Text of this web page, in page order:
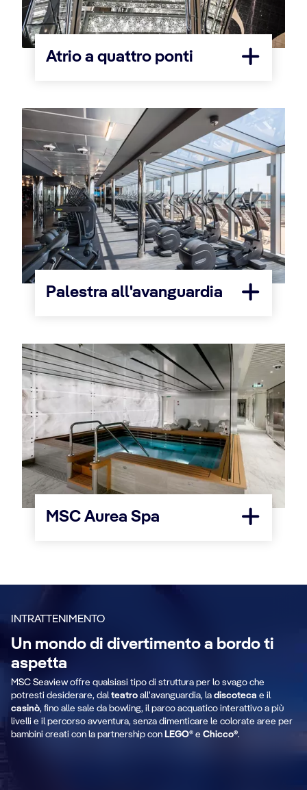
Atrio a quattro ponti
Palestra all'avanguardia
MSC Aurea Spa
INTRATTENIMENTO
Un mondo di divertimento a bordo ti
aspetta
MSC Seaview offre qualsiasi tipo di struttura per lo svago che
potresti desiderare, dalteatro all'avanguardia, la discoteca e il
casinò, fino alle sale da bowling, il parco acquatico interattivo a più
livelli e il percorso avventura, senza dimenticare le colorate aree per
bambini creati con la partnership con LEGO® e Chicco®.
Zip line